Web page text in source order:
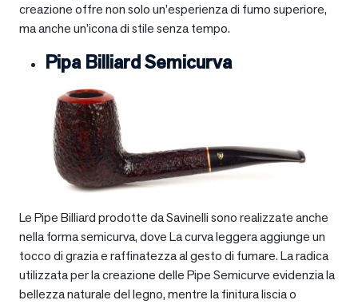
creazione offre non solo un’esperienza di fumo superiore,
ma anche un’icona di stile senza tempo.
Pipa Billiard Semicurva
Le Pipe Billiard prodotte da Savinelli sono realizzate anche
nella forma semicurva, dove La curva leggera aggiunge un
tocco di grazia e raffinatezza al gesto di fumare. La radica
utilizzata per la creazione delle Pipe Semicurve evidenzia la
bellezza naturale del legno, mentre la finitura liscia o